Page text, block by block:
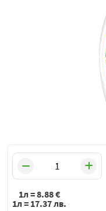
1л =8.88€
1л = 17.37лв.